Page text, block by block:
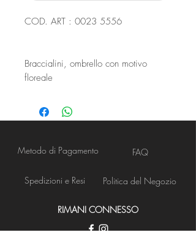
COD. ART : 0023 5556
Braccialini, ombrello con motivo
floreale
Metodo di Pagamento
Spedizioni e Resi
FAQ
Politica del Negozio
RIMANI CONNESSO